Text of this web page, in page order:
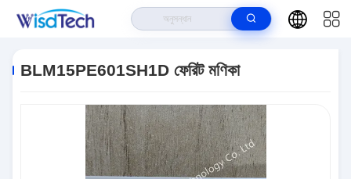
BLM15PE601SH1D ফেরিট মণিকা